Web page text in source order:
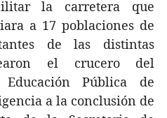
la carretera que
a 17 poblaciones de
de las distintas
el crucero del
Pública de
a la conclusión de